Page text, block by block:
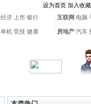
设为首页 加入收藏
经济 上市 银行 互联网 电脑
单机 竞技 健康 房地产 汽车